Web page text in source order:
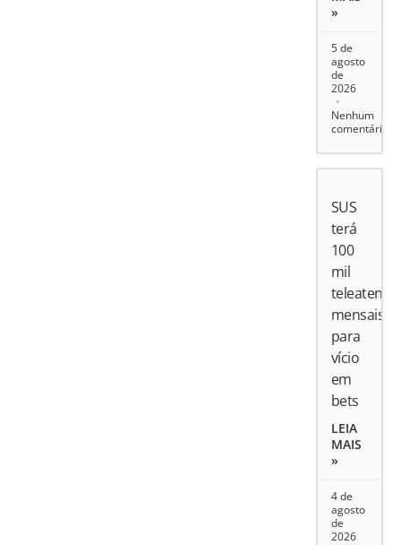
»
5 de
agosto
de
2026
Nenhum
comentário
SUS
terá
100
mil
mensais
para
vício
em
bets
LEIA
MAIS
»
4 de
agosto
de
2026